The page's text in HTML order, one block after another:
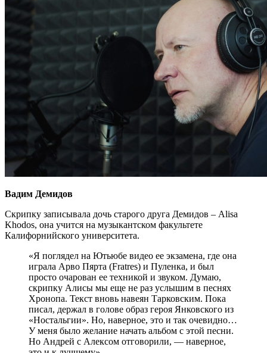
Вадим Демидов
Скрипку записывала дочь старого друга Демидов – Alisa
Khodos, она учится на музыкантском факультете
Калифорнийского университета.
«Я поглядел на Ютьюбе видео ее экзамена, где она
играла Арво Пярта (Fratres) и Пуленка, и был
просто очарован ее техникой и звуком. Думаю,
скрипку Алисы мы еще не раз услышим в песнях
Хронопа. Текст вновь навеян Тарковским. Пока
писал, держал в голове образ героя Янковского из
«Ностальгии». Но, наверное, это и так очевидно…
У меня было желание начать альбом с этой песни.
Но Андрей с Алексом отговорили, — наверное,